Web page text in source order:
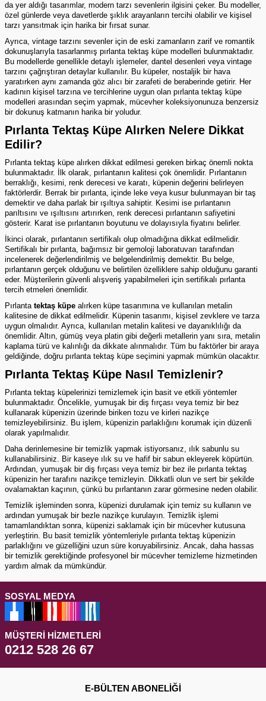
da yer aldığı tasarımlar, modern tarzı sevenlerin ilgisini çeker. Bu modeller,
özel günlerde veya davetlerde şıklık arayanların tercihi olabilir ve kişisel
tarzı yansıtmak için harika bir fırsat sunar.
Ayrıca, vintage tarzını sevenler için de eski zamanların zarif ve romantik
dokunuşlarıyla tasarlanmış pırlanta tektaş küpe modelleri bulunmaktadır.
Bu modellerde genellikle detaylı işlemeler, dantel desenleri veya vintage
tarzını çağrıştıran detaylar kullanılır. Bu küpeler, nostaljik bir hava
yaratırken aynı zamanda göz alıcı bir zarafeti de beraberinde getirir. Her
kadının kişisel tarzına ve tercihlerine uygun olan pırlanta tektaş küpe
modelleri arasından seçim yapmak, mücevher koleksiyonunuza benzersiz
bir dokunuş katmanın harika bir yoludur.
Pırlanta Tektaş Küpe Alırken Nelere Dikkat
Edilir?
Pırlanta tektaş küpe alırken dikkat edilmesi gereken birkaç önemli nokta
bulunmaktadır. İlk olarak, pırlantanın kalitesi çok önemlidir. Pırlantanın
berraklığı, kesimi, renk derecesi ve karatı, küpenin değerini belirleyen
faktörlerdir. Berrak bir pırlanta, içinde leke veya kusur bulunmayan bir taş
demektir ve daha parlak bir ışıltıya sahiptir. Kesimi ise pırlantanın
parıltısını ve ışıltısını artırırken, renk derecesi pırlantanın safiyetini
gösterir. Karat ise pırlantanın boyutunu ve dolayısıyla fiyatını belirler.
İkinci olarak, pırlantanın sertifikalı olup olmadığına dikkat edilmelidir.
Sertifikalı bir pırlanta, bağımsız bir gemoloji laboratuvarı tarafından
incelenerek değerlendirilmiş ve belgelendirilmiş demektir. Bu belge,
pırlantanın gerçek olduğunu ve belirtilen özelliklere sahip olduğunu garanti
eder. Müşterilerin güvenli alışveriş yapabilmeleri için sertifikalı pırlanta
tercih etmeleri önemlidir.
Pırlanta tektaş küpe alırken küpe tasarımına ve kullanılan metalin
kalitesine de dikkat edilmelidir. Küpenin tasarımı, kişisel zevklere ve tarza
uygun olmalıdır. Ayrıca, kullanılan metalin kalitesi ve dayanıklılığı da
önemlidir. Altın, gümüş veya platin gibi değerli metallerin yanı sıra, metalin
kaplama türü ve kalınlığı da dikkate alınmalıdır. Tüm bu faktörler bir araya
geldiğinde, doğru pırlanta tektaş küpe seçimini yapmak mümkün olacaktır.
Pırlanta Tektaş Küpe Nasıl Temizlenir?
Pırlanta tektaş küpelerinizi temizlemek için basit ve etkili yöntemler
bulunmaktadır. Öncelikle, yumuşak bir diş fırçası veya temiz bir bez
kullanarak küpenizin üzerinde biriken tozu ve kirleri nazikçe
temizleyebilirsiniz. Bu işlem, küpenizin parlaklığını korumak için düzenli
olarak yapılmalıdır.
Daha derinlemesine bir temizlik yapmak istiyorsanız, ılık sabunlu su
kullanabilirsiniz. Bir kaseye ılık su ve hafif bir sabun ekleyerek köpürtün.
Ardından, yumuşak bir diş fırçası veya temiz bir bez ile pırlanta tektaş
küpenizin her tarafını nazikçe temizleyin. Dikkatli olun ve sert bir şekilde
ovalamaktan kaçının, çünkü bu pırlantanın zarar görmesine neden olabilir.
Temizlik işleminden sonra, küpenizi durulamak için temiz su kullanın ve
ardından yumuşak bir bezle nazikçe kurulayın. Temizlik işlemi
tamamlandıktan sonra, küpenizi saklamak için bir mücevher kutusuna
yerleştirin. Bu basit temizlik yöntemleriyle pırlanta tektaş küpenizin
parlaklığını ve güzelliğini uzun süre koruyabilirsiniz. Ancak, daha hassas
bir temizlik gerektiğinde profesyonel bir mücevher temizleme hizmetinden
yardım almak da mümkündür.
SOSYAL MEDYA
MÜŞTERI HIZMETLERI
0212 528 26 67
E-BÜLTEN ABONELIĞI